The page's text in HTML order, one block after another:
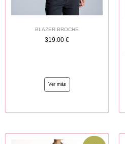
BLAZER BROCHE
319.00 €
Ver más